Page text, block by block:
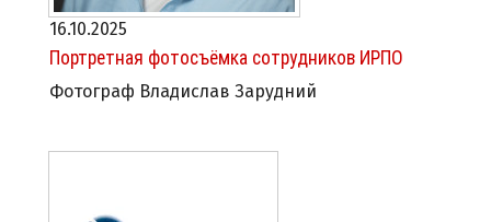
16.10.2025
Портретная фотосъёмка сотрудников ИРПО
Фотограф Владислав Зарудний